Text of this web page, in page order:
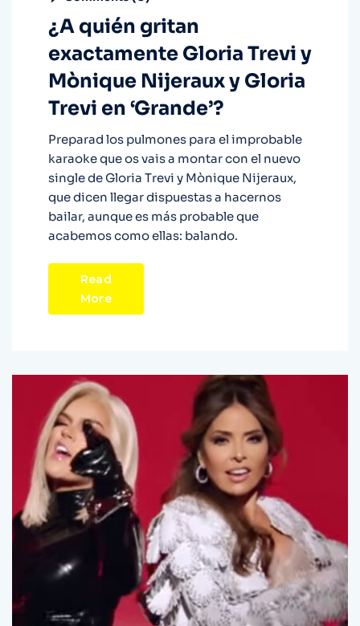
¿A quién gritan
exactamente Gloria Trevi y
Mònique Nijeraux y Gloria
Trevi en ‘Grande’?
Preparad los pulmones para el improbable
karaoke que os vais a montar con el nuevo
single de Gloria Trevi y Mònique Nijeraux,
que dicen llegar dispuestas a hacernos
bailar, aunque es más probable que
acabemos como ellas: balando.
Read
More